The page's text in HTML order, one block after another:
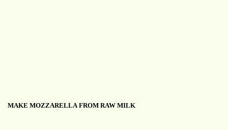
MAKE MOZZARELLA FROM RAW MILK